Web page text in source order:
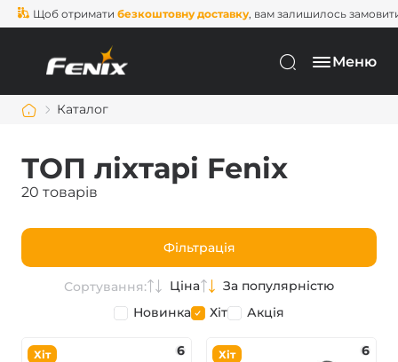
отриматибезкоштовну доставку, вам залишилось замовити ще на
Меню
Каталог
ТОП ліхтарі Fenix
20 товарів
Фільтрація
Сортування: Ціна
За популярністю
Новинка
Хіт Акція
Хіт
6
Хіт
6